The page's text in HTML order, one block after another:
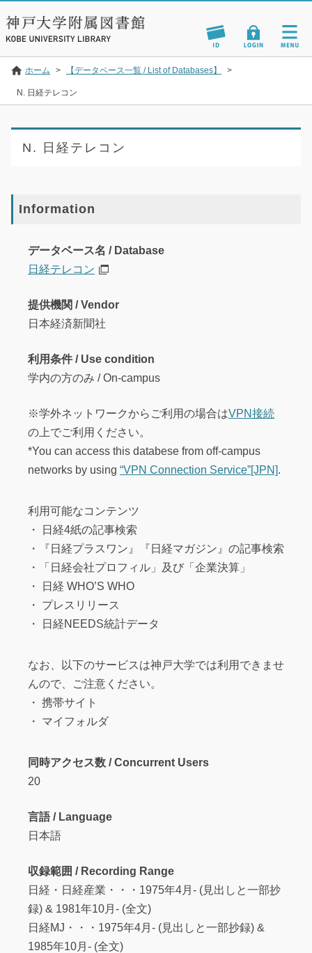
ホーム > 【データベース一覧 / List of Databases】 >
N. 日経テレコン
N. 日経テレコン
Information
データベース名 / Database
日経テレコン
提供機関 / Vendor
日本経済新聞社
利用条件 / Use condition
学内の方のみ / On-campus
※学外ネットワークからご利用の場合はVPN接続
の上でご利用ください。
*You can access this databese from off-campus
networks by using “VPN Connection Service”[JPN].
利用可能なコンテンツ
・ 日経4紙の記事検索
・『日経プラスワン』『日経マガジン』の記事検索
・「日経会社プロフィル」及び「企業決算」
・ 日経 WHO’S WHO
・ プレスリリース
・ 日経NEEDS統計データ
なお、以下のサービスは神戸大学では利用できませ
んので、ご注意ください。
・ 携帯サイト
・ マイフォルダ
同時アクセス数 / Concurrent Users
20
言語 / Language
日本語
収録範囲 / Recording Range
日経・日経産業・・・1975年4月- (見出しと一部抄
録) & 1981年10月- (全文)
日経MJ・・・1975年4月- (見出しと一部抄録) &
1985年10月- (全文)